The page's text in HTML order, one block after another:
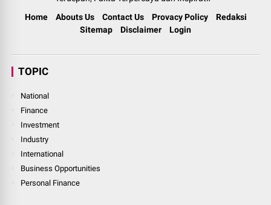
Home
Abouts Us Contact Us Provacy Policy
Redaksi
Sitemap
Disclaimer Login
TOPIC
National
Finance
Investment
Industry
International
Business Opportunities
Personal Finance